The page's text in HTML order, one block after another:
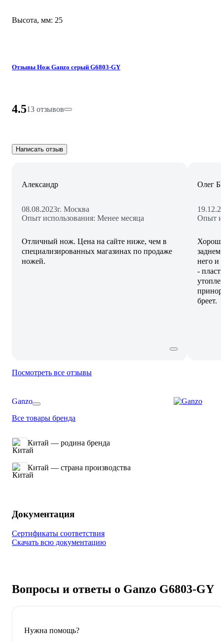
Высота, мм: 25
Отзывы Нож Ganzo серый G6803-GY
4.513 отзывов
Написать отзыв
Александр
08.08.2023г. Москва
Опыт использования: Менее месяца
Отличный нож. Цена на сайте ниже, чем в
специализированных магазинах по продаже
ножей.
Олег
Опыт
него и
-
бреет.
Посмотреть все отзывы
Ganzo
Все товары бренда
Китай — родина бренда
Китай — страна производства
Документация
Сертификаты соответствия
Скачать всю документацию
Вопросы и ответы о Ganzo G6803-GY
Нужна помощь?